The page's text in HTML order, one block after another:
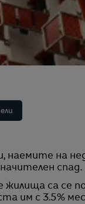
спад.
са се
им с 3.5%